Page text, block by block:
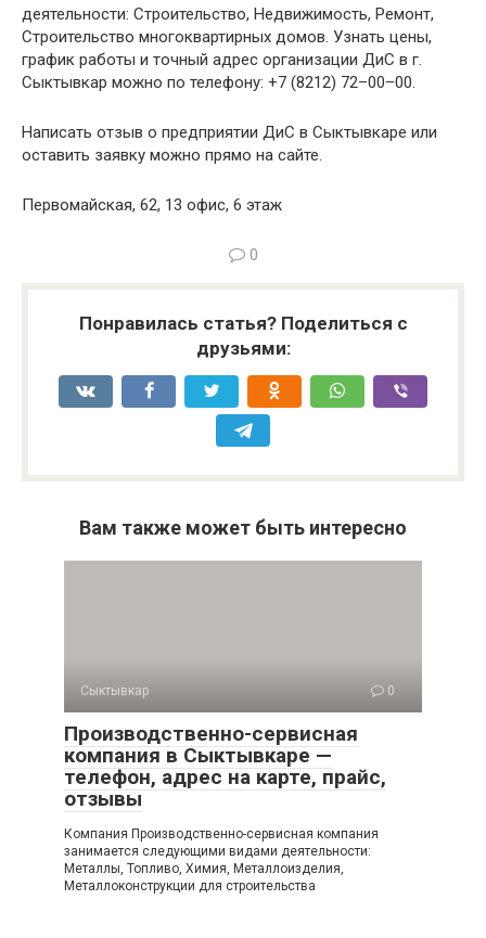
деятельности: Строительство, Недвижимость, Ремонт,
Строительство многоквартирных домов. Узнать цены,
график работы и точный адрес организации ДиС в г.
Сыктывкар можно по телефону: +7 (8212) 72–00–00.
Написать отзыв о предприятии ДиС в Сыктывкаре или
оставить заявку можно прямо на сайте.
Первомайская, 62, 13 офис, 6 этаж
0
Понравилась статья? Поделиться с
друзьями:
Вам также может быть интересно
Сыктывкар 0
Производственно-сервисная
компания в Сыктывкаре —
телефон, адрес на карте, прайс,
отзывы
Компания Производственно-сервисная компания
занимается следующими видами деятельности:
Металлы, Топливо, Химия, Металлоизделия,
Металлоконструкции для строительства